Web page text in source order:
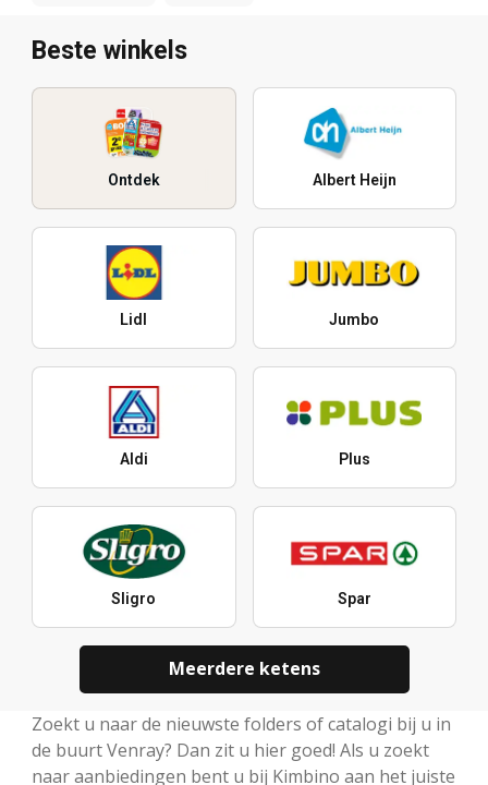
Beste winkels
Ontdek Albert Heijn
Lidl Jumbo
Aldi Plus
Sligro Spar
Meerdere ketens
Zoekt u naar de nieuwste folders of catalogi bij u in
de buurt Venray? Dan zit u hier goed! Als u zoekt
naar aanbiedingen bent u bij Kimbino aan het juiste